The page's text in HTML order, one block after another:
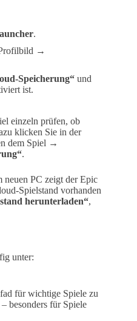
.
→
Speicherung“ und
ist.
einzeln prüfen, ob
klicken Sie in der
dem Spiel →
.
neuen PC zeigt der Epic
Spielstand vorhanden
herunterladen“,
unter:
für wichtige Spiele zu
besonders für Spiele